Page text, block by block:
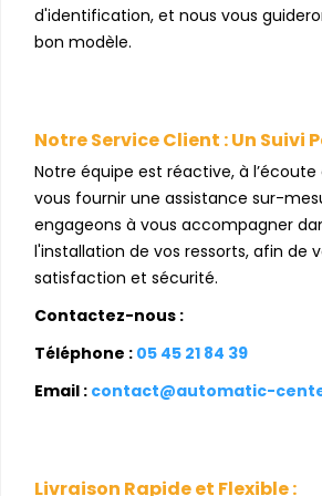
d'identification, et nous vous
bon modèle.
Notre Service Client : Un Suivi
Notre équipe est réactive, à
vous fournir une assistance sur-
engageons à vous accompagner
l'installation de vos ressorts, afin de
satisfaction et sécurité.
Contactez-nous :
Téléphone : 05 45 21 84 39
Email : contact@automatic-
Livraison Rapide et Flexible :